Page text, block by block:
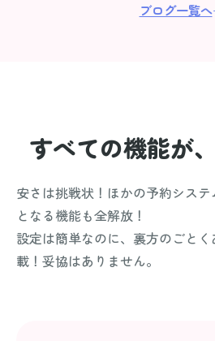
ブログ一覧へ
すべての機能が、
安さは挑戦状！ほかの予約シス
となる機能も全解放！
設定は簡単なのに、裏方のごと
載！妥協はありません。